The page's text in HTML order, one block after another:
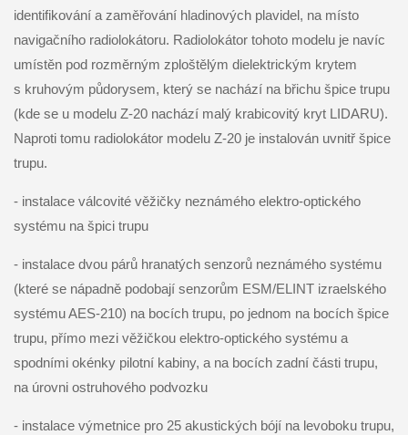
identifikování a zaměřování hladinových plavidel, na místo
navigačního radiolokátoru. Radiolokátor tohoto modelu je navíc
umístěn pod rozměrným zploštělým dielektrickým krytem
s kruhovým půdorysem, který se nachází na břichu špice trupu
(kde se u modelu Z-20 nachází malý krabicovitý kryt LIDARU).
Naproti tomu radiolokátor modelu Z-20 je instalován uvnitř špice
trupu.
- instalace válcovité věžičky neznámého elektro-optického
systému na špici trupu
- instalace dvou párů hranatých senzorů neznámého systému
(které se nápadně podobají senzorům ESM/ELINT izraelského
systému AES-210) na bocích trupu, po jednom na bocích špice
trupu, přímo mezi věžičkou elektro-optického systému a
spodními okénky pilotní kabiny, a na bocích zadní části trupu,
na úrovni ostruhového podvozku
- instalace výmetnice pro 25 akustických bójí na levoboku trupu,